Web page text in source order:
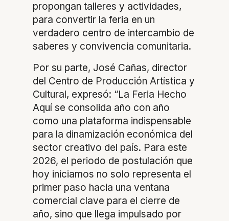
propongan talleres y actividades,
para convertir la feria en un
verdadero centro de intercambio de
saberes y convivencia comunitaria.
Por su parte, José Cañas, director
del Centro de Producción Artística y
Cultural, expresó: “La Feria Hecho
Aquí se consolida año con año
como una plataforma indispensable
para la dinamización económica del
sector creativo del país. Para este
2026, el periodo de postulación que
hoy iniciamos no solo representa el
primer paso hacia una ventana
comercial clave para el cierre de
año, sino que llega impulsado por